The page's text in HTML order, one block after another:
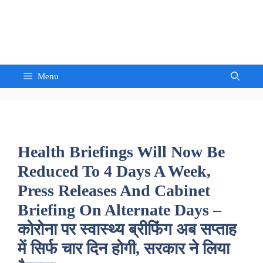
Menu
Health Briefings Will Now Be
Reduced To 4 Days A Week,
Press Releases And Cabinet
Briefing On Alternate Days –
कोरोना पर स्वास्थ्य ब्रीफिंग अब सप्ताह
में सिर्फ चार दिन होगी, सरकार ने लिया